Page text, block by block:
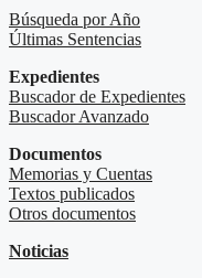
Búsqueda por Año
Últimas Sentencias
Expedientes
Buscador de Expedientes
Buscador Avanzado
Documentos
Memorias y Cuentas
Textos publicados
Otros documentos
Noticias